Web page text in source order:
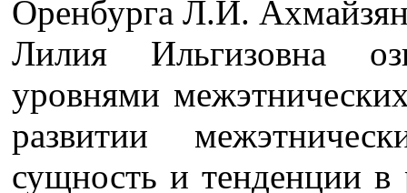
Оренбурга Л.И.
Лилия Ильгизовна
уровнями
развитии
сущность и тенденции в